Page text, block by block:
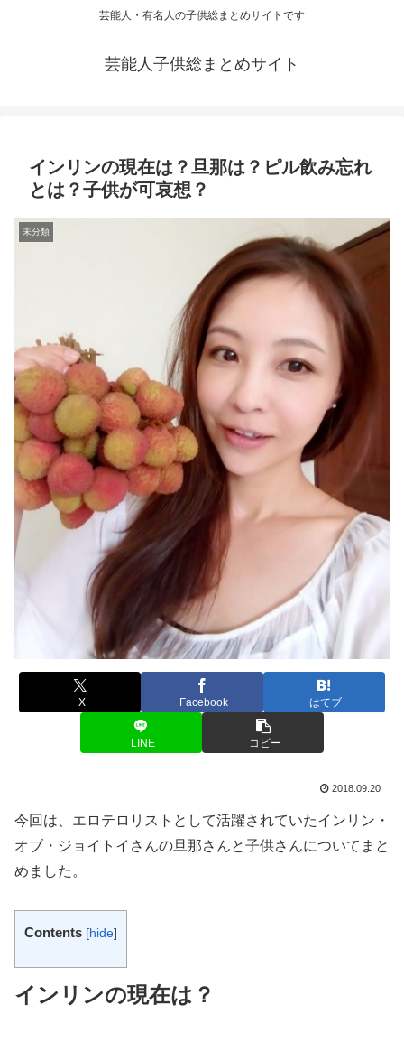
芸能人・有名人の子供総まとめサイトです
芸能人子供総まとめサイト
インリンの現在は？旦那は？ピル飲み忘れ
とは？子供が可哀想？
未分類
X Facebook はてブ
LINE コピー
2018.09.20
今回は、エロテロリストとして活躍されていたインリン・
オブ・ジョイトイさんの旦那さんと子供さんについてまと
めました。
Contents [hide]
インリンの現在は？